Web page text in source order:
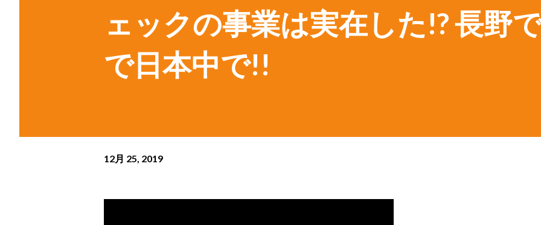
ェックの事業は実在した!? 長野
で日本中で!!
12月 25, 2019